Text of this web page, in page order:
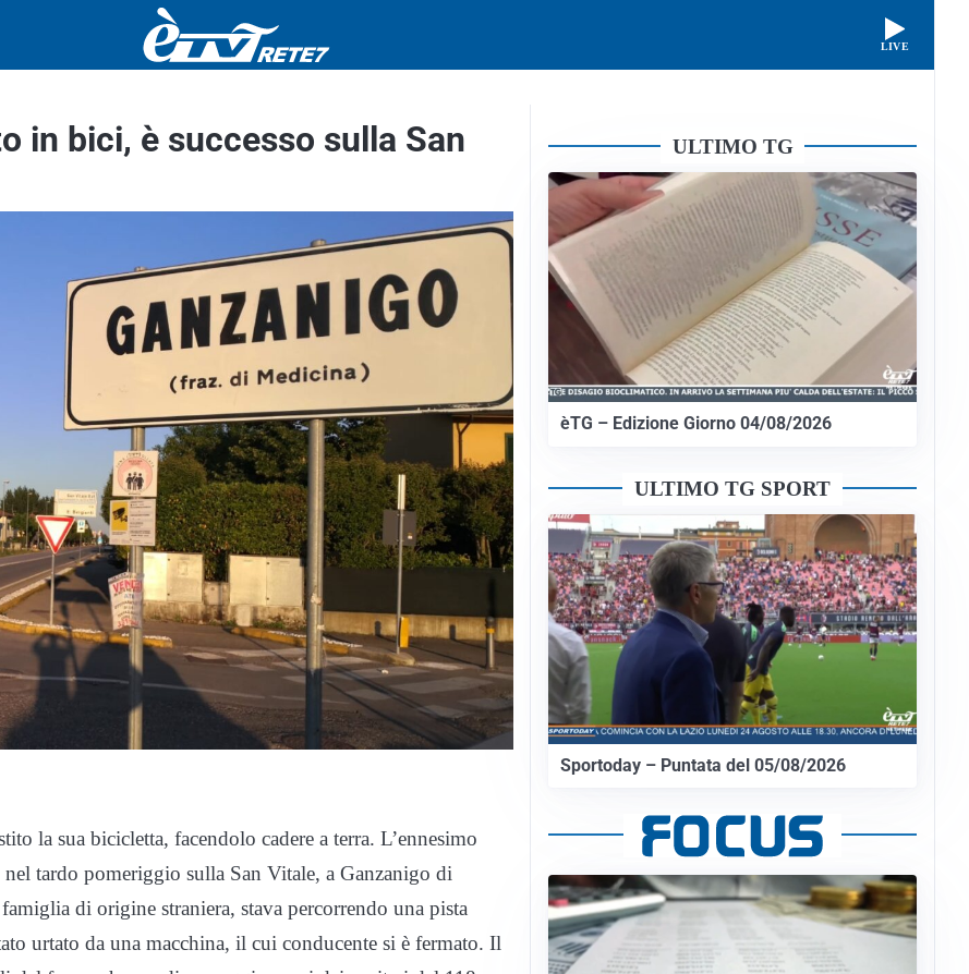
LIVE
in bici, è successo sulla San
la sua bicicletta, facendolo cadere a terra. L’ennesimo
tardo pomeriggio sulla San Vitale, a Ganzanigo di
di origine straniera, stava percorrendo una pista
urtato da una macchina, il cui conducente si è fermato. Il
ULTIMO TG
èTG – Edizione Giorno 04/08/2026
ULTIMO TG SPORT
Sportoday – Puntata del 05/08/2026